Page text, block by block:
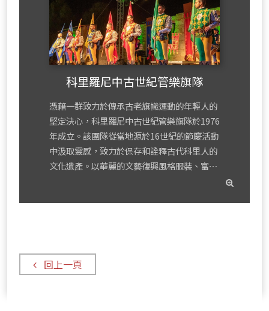
科里羅尼中古世紀管樂旗隊
憑藉一群致力於傳承古老旗幟運動的年輕人的
堅定決心，科里羅尼中古世紀管樂旗隊於1976
年成立。該團隊從當地源於16世紀的節慶活動
中汲取靈感，致力於保存和詮釋古代科里人的
文化遺產。以華麗的文藝復興風格服裝、富⋯
回上一頁